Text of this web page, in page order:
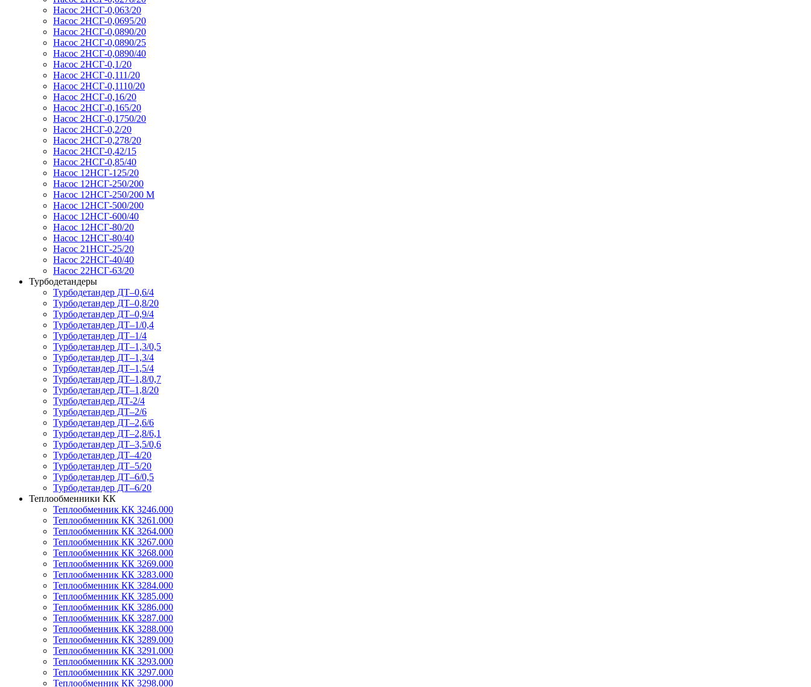
Насос 2НСГ-0,063/20
Насос 2НСГ-0,0695/20
Насос 2НСГ-0,0890/20
Насос 2НСГ-0,0890/25
Насос 2НСГ-0,0890/40
Насос 2НСГ-0,1/20
Насос 2НСГ-0,111/20
Насос 2НСГ-0,1110/20
Насос 2НСГ-0,16/20
Насос 2НСГ-0,165/20
Насос 2НСГ-0,1750/20
Насос 2НСГ-0,2/20
Насос 2НСГ-0,278/20
Насос 2НСГ-0,42/15
Насос 2НСГ-0,85/40
Насос 12НСГ-125/20
Насос 12НСГ-250/200
Насос 12НСГ-250/200 М
Насос 12НСГ-500/200
Насос 12НСГ-600/40
Насос 12НСГ-80/20
Насос 12НСГ-80/40
Насос 21НСГ-25/20
Насос 22НСГ-40/40
Насос 22НСГ-63/20
Турбодетандеры
Турбодетандер ДТ–0,6/4
Турбодетандер ДТ–0,8/20
Турбодетандер ДТ–0,9/4
Турбодетандер ДТ–1/0,4
Турбодетандер ДТ–1/4
Турбодетандер ДТ–1,3/0,5
Турбодетандер ДТ–1,3/4
Турбодетандер ДТ–1,5/4
Турбодетандер ДТ–1,8/0,7
Турбодетандер ДТ–1,8/20
Турбодетандер ДТ-2/4
Турбодетандер ДТ–2/6
Турбодетандер ДТ–2,6/6
Турбодетандер ДТ–2,8/6,1
Турбодетандер ДТ–3,5/0,6
Турбодетандер ДТ–4/20
Турбодетандер ДТ–5/20
Турбодетандер ДТ–6/0,5
Турбодетандер ДТ–6/20
Теплообменники КК
Теплообменник КК 3246.000
Теплообменник КК 3261.000
Теплообменник КК 3264.000
Теплообменник КК 3267.000
Теплообменник КК 3268.000
Теплообменник КК 3269.000
Теплообменник КК 3283.000
Теплообменник КК 3284.000
Теплообменник КК 3285.000
Теплообменник КК 3286.000
Теплообменник КК 3287.000
Теплообменник КК 3288.000
Теплообменник КК 3289.000
Теплообменник КК 3291.000
Теплообменник КК 3293.000
Теплообменник КК 3297.000
Теплообменник КК 3298.000